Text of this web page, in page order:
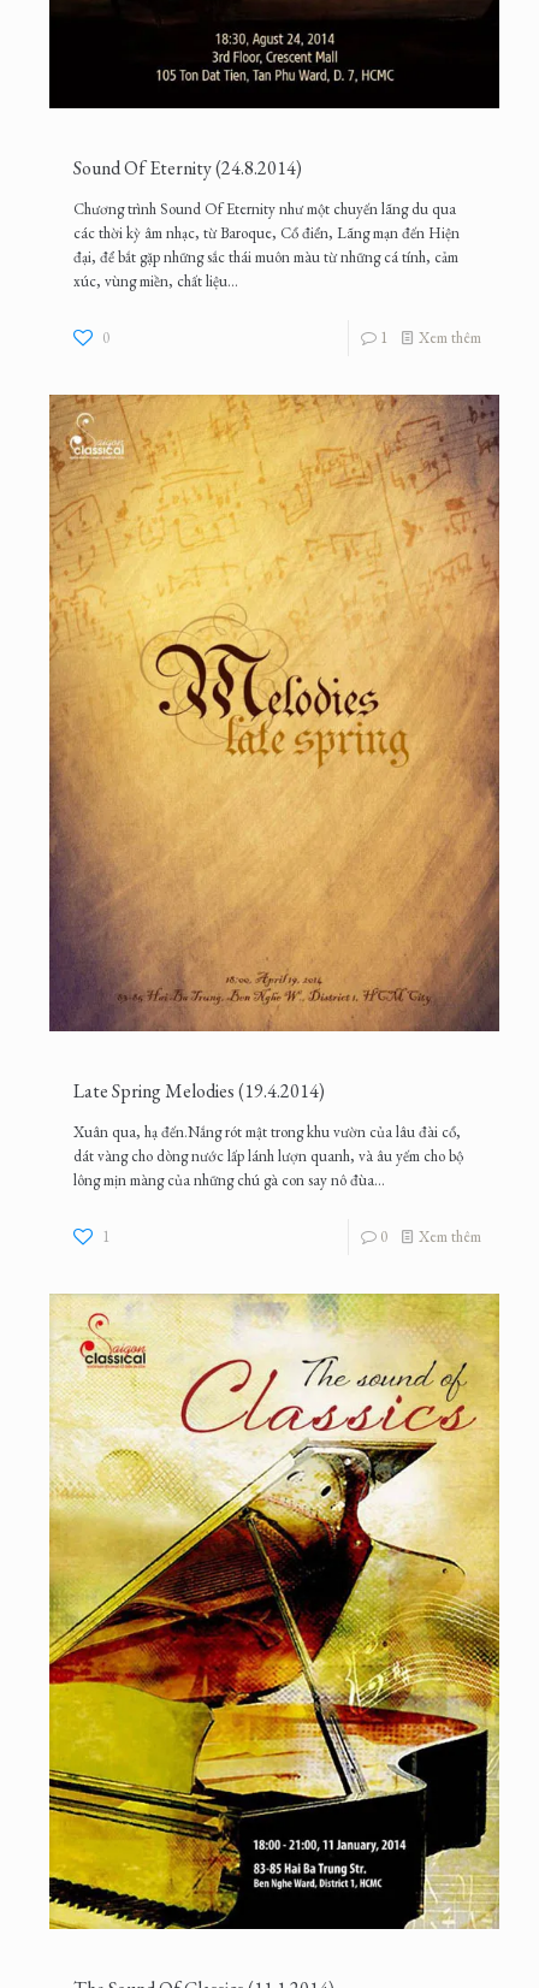
Sound Of Eternity (24.8.2014)
Chương trình Sound Of Eternity như một chuyến lãng du qua
các thời kỳ âm nhạc, từ Baroque, Cổ điển, Lãng mạn đến Hiện
đại, để bắt gặp những sắc thái muôn màu từ những cá tính, cảm
xúc, vùng miền, chất liệu...
0 1 Xem thêm
Late Spring Melodies (19.4.2014)
Xuân qua, hạ đến.Nắng rót mật trong khu vườn của lâu đài cổ,
dát vàng cho dòng nước lấp lánh lượn quanh, và âu yếm cho bộ
lông mịn màng của những chú gà con say nô đùa...
1 0 Xem thêm